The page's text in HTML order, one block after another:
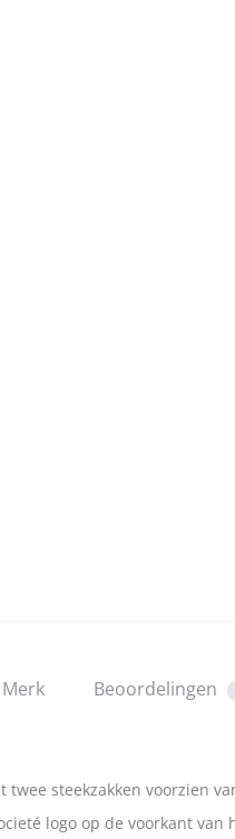
Merk Beoordelingen
steekzakken voorzien
logo op de voorkant